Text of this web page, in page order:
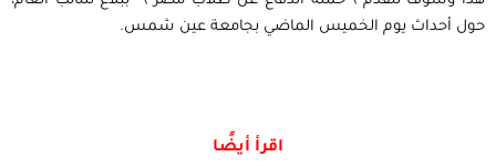
حول أحداث يوم الخميس الماضي بجامعة عين شمس.
اقرأ أيضًا